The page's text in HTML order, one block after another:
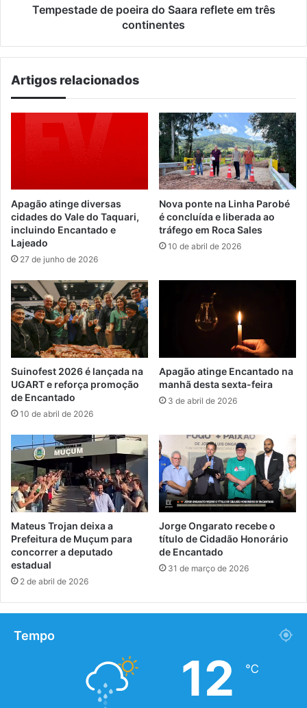
Tempestade de poeira do Saara reflete em três
continentes
Artigos relacionados
Apagão atinge diversas
cidades do Vale do Taquari,
incluindo Encantado e
Lajeado
27 de junho de 2026
Nova ponte na Linha Parobé
é concluída e liberada ao
tráfego em Roca Sales
10 de abril de 2026
Suinofest 2026 é lançada na
UGART e reforça promoção
de Encantado
10 de abril de 2026
Apagão atinge Encantado na
manhã desta sexta-feira
3 de abril de 2026
Mateus Trojan deixa a
Prefeitura de Muçum para
concorrer a deputado
estadual
2 de abril de 2026
Jorge Ongarato recebe o
título de Cidadão Honorário
de Encantado
31 de março de 2026
Tempo
12 ℃